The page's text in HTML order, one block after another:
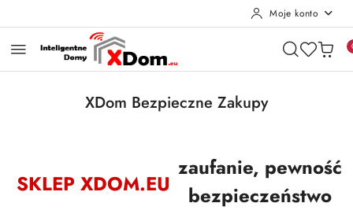
Moje konto
XDom Bezpieczne Zakupy
SKLEP XDOM.EU
zaufanie, pewność
bezpieczeństwo